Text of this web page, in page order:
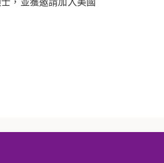
，並獲邀請加入美國